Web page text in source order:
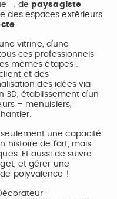
-, de paysagiste
des espaces extérieurs
.
vitrine, d’une
ces professionnels
mêmes étapes :
et des
des idées via
établissement d’un
– menuisiers,
une capacité
histoire de l’art, mais
Et aussi de suivre
et gérer une
polyvalence !